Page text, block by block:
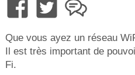
Que vous ayez un réseau
Il est très important de
Fi.